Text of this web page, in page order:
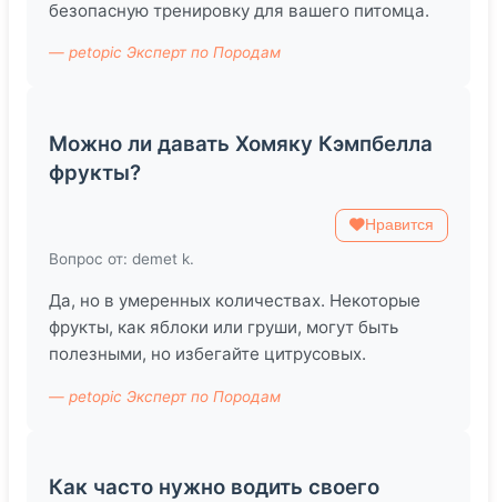
безопасную тренировку для вашего питомца.
— petopic Эксперт по Породам
Можно ли давать Хомяку Кэмпбелла
фрукты?
Нравится
Вопрос от: demet k.
Да, но в умеренных количествах. Некоторые
фрукты, как яблоки или груши, могут быть
полезными, но избегайте цитрусовых.
— petopic Эксперт по Породам
Как часто нужно водить своего